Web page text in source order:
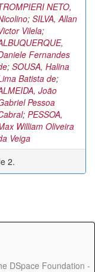
NETO,
; SILVA, Allan
Vilela;
Fernandes
; SOUSA, Halina
Batista de;
João
Pessoa
; PESSOA,
William Oliveira
Veiga
2.
DSpace Foundation -